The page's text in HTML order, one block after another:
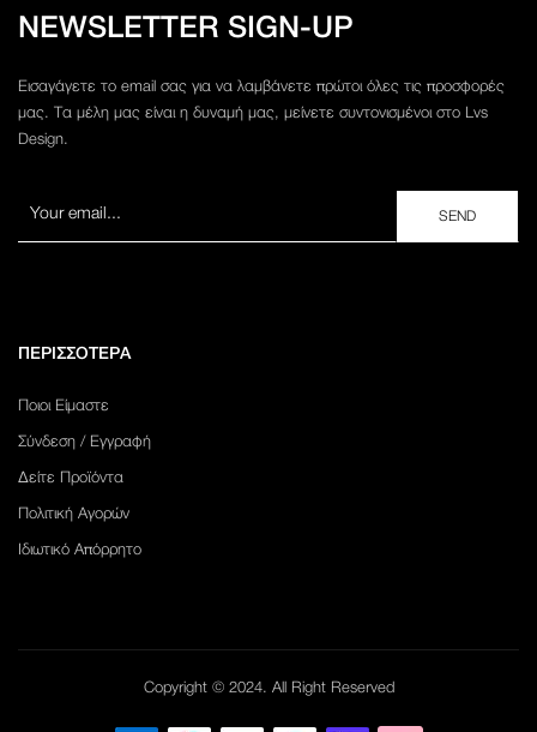
NEWSLETTER SIGN-UP
Εισαγάγετε το email σας για να λαμβάνετε πρώτοι όλες τις προσφορές
μας. Τα μέλη μας είναι η δυναμή μας, μείνετε συντονισμένοι στο Lvs
Design.
ΠΕΡΙΣΣΟΤΕΡΑ
Ποιοι Είμαστε
Σύνδεση / Εγγραφή
Δείτε Προϊόντα
Πολιτική Αγορών
Ιδιωτικό Απόρρητο
Copyright © 2024. All Right Reserved